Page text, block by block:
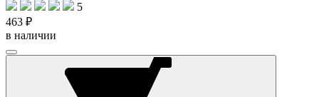
5
463 ₽
в наличии